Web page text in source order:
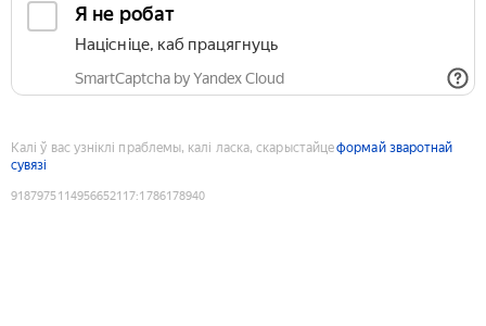
Я не робат
Націсніце, каб працягнуць
SmartCaptcha by Yandex Cloud
Калі ў вас узніклі праблемы, калі ласка, скарыстайцеформай зваротнай
сувязі
9187975114956652117:1786178940